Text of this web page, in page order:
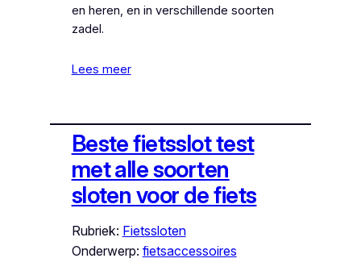
en heren, en in verschillende soorten
zadel.
Lees meer
Beste fietsslot test
met alle soorten
sloten voor de fiets
Rubriek: Fietssloten
Onderwerp: fietsaccessoires